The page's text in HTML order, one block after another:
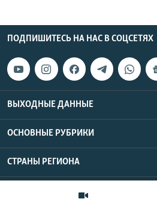
ПОДПИШИТЕСЬ НА НАС В СОЦСЕТЯХ
ВЫХОДНЫЕ ДАННЫЕ
ОСНОВНЫЕ РУБРИКИ
СТРАНЫ РЕГИОНА
Азаттык Азия © 2026 RFE/